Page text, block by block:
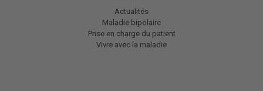
Actualités
Maladie bipolaire
Prise en charge du patient
Vivre avec la maladie